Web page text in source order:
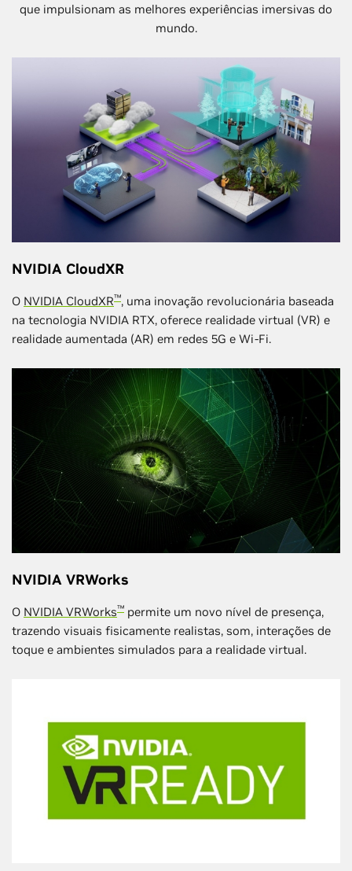
que impulsionam as melhores experiências imersivas do
mundo.
NVIDIA CloudXR
O NVIDIA CloudXR™, uma inovação revolucionária baseada
na tecnologia NVIDIA RTX, oferece realidade virtual (VR) e
realidade aumentada (AR) em redes 5G e Wi-Fi.
NVIDIA VRWorks
O NVIDIA VRWorks™ permite um novo nível de presença,
trazendo visuais fisicamente realistas, som, interações de
toque e ambientes simulados para a realidade virtual.